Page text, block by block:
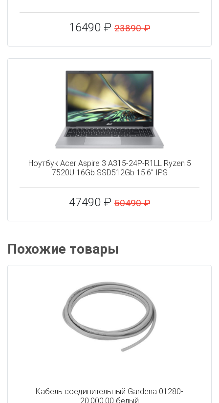
16490 ₽ 23890 ₽
Ноутбук Acer Aspire 3 A315-24P-R1LL Ryzen 5
7520U 16Gb SSD512Gb 15.6" IPS
47490 ₽ 50490 ₽
Похожие товары
Кабель соединительный Gardena 01280-
20.000.00 белый